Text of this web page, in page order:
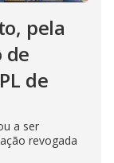
pela
de
de
a ser
revogada